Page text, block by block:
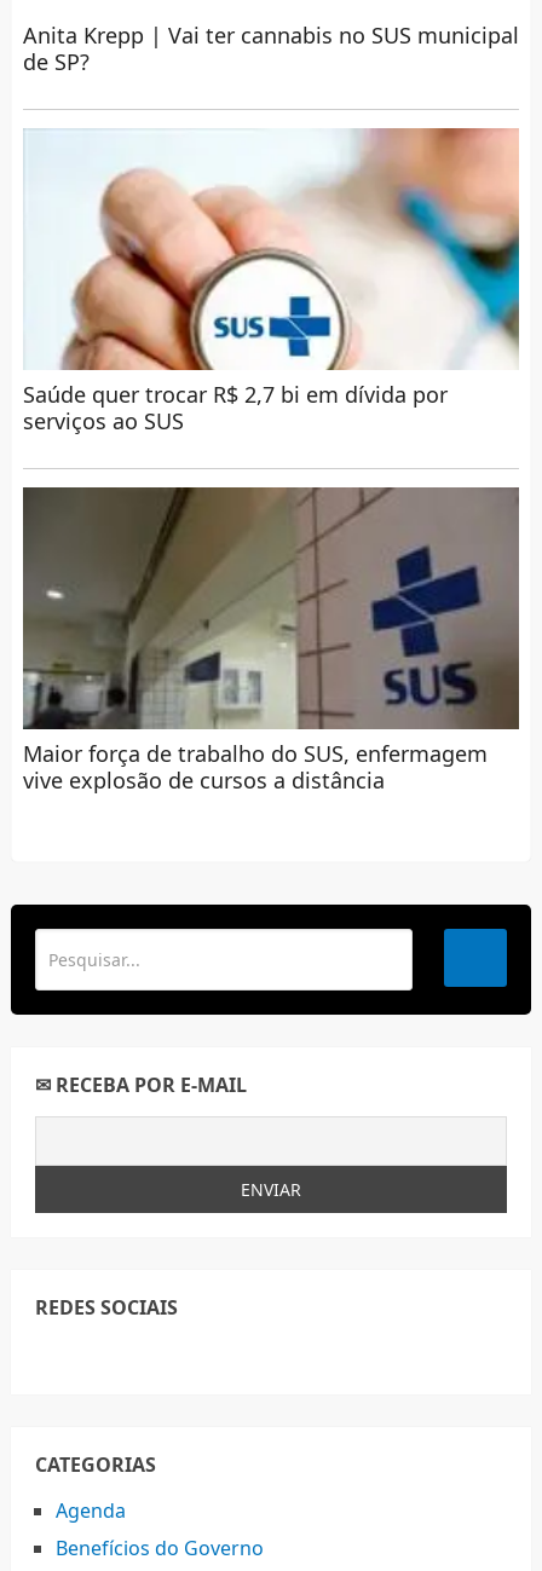
Anita Krepp | Vai ter cannabis no SUS municipal
de SP?
Saúde quer trocar R$ 2,7 bi em dívida por
serviços ao SUS
Maior força de trabalho do SUS, enfermagem
vive explosão de cursos a distância
✉ RECEBA POR E-MAIL
REDES SOCIAIS
CATEGORIAS
Agenda
Benefícios do Governo